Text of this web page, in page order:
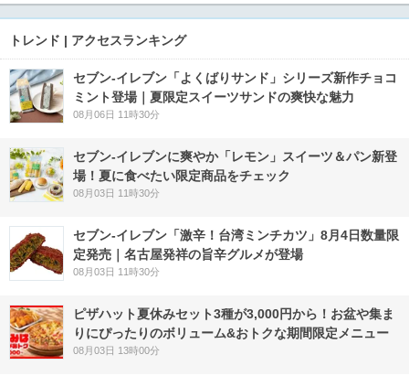
トレンド | アクセスランキング
セブン‐イレブン「よくばりサンド」シリーズ新作チョコ
ミント登場｜夏限定スイーツサンドの爽快な魅力
08月06日 11時30分
セブン‐イレブンに爽やか「レモン」スイーツ＆パン新登
場！夏に食べたい限定商品をチェック
08月03日 11時30分
セブン-イレブン「激辛！台湾ミンチカツ」8月4日数量限
定発売｜名古屋発祥の旨辛グルメが登場
08月03日 11時30分
ピザハット夏休みセット3種が3,000円から！お盆や集ま
りにぴったりのボリューム&おトクな期間限定メニュー
08月03日 13時00分